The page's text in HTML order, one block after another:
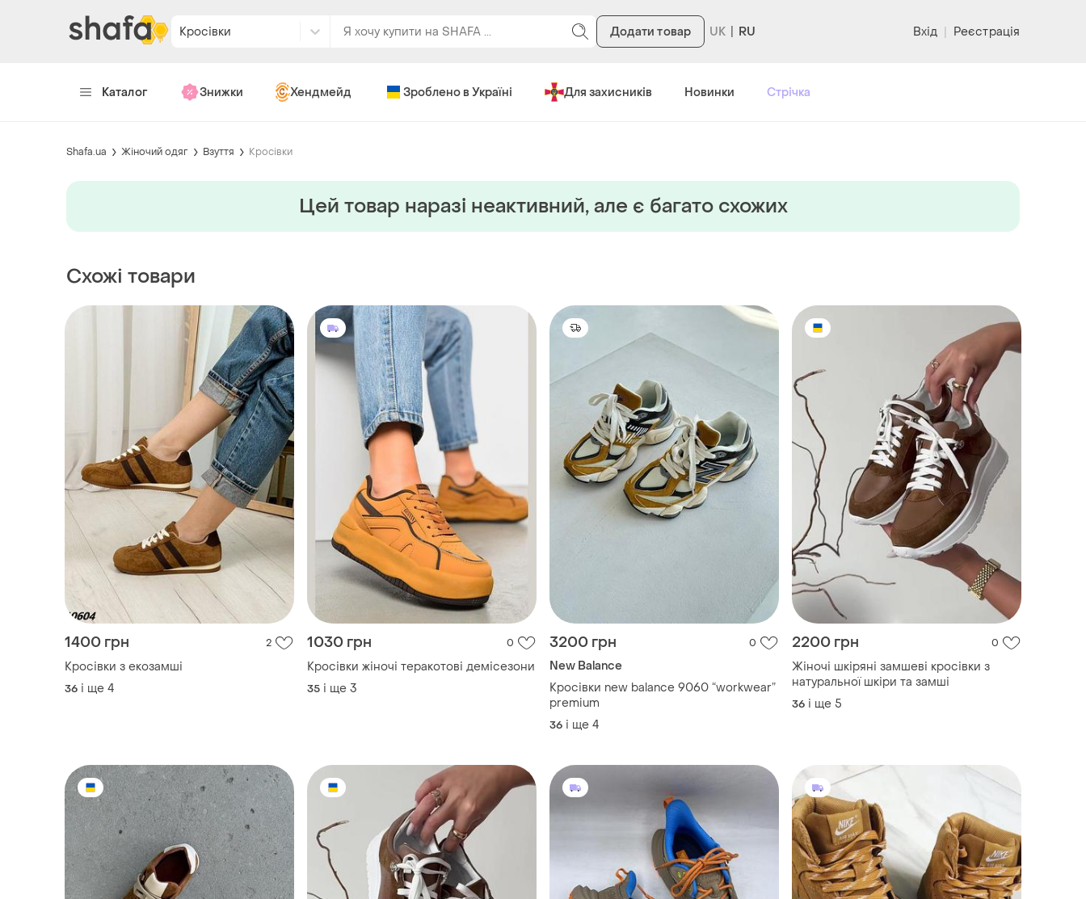
Кросівки Додати товар RU Вхід | Реєстрація
Каталог Знижки Хендмейд Зроблено в Україні Для захисників Новинки Стрічка
Shafa.ua Жіночий одяг Взуття Кросівки
Цей товар наразi неактивний, але є багато схожих
Схожі товари
1400 грн 2
Кросівки з екозамші
36 і ще 4
1030 грн 0
Кросівки жіночі теракотові демісезони
35 і ще 3
3200 грн 0
New Balance
Кросівки new balance 9060 “workwear”
premium
36 і ще 4
2200 грн 0
Жіночі шкіряні замшеві кросівки з
натуральної шкіри та замші
36 і ще 5